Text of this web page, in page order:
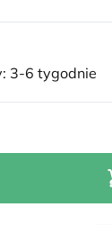
3-6 tygodnie